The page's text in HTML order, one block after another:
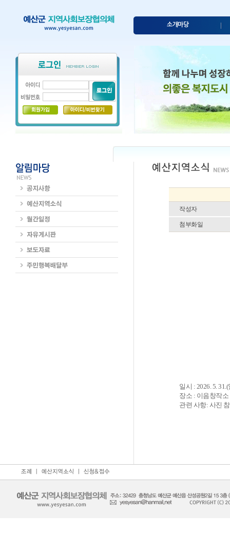
소개마당
작성자
첨부화일
일시 : 2026. 5.
장소 : 이음창작소
관련 사항: 사진